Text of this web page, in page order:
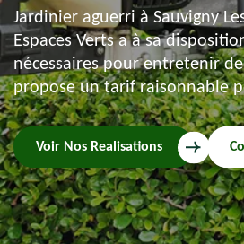
Jardinier aguerri à Sauvigny
Espaces Verts a à sa
nécessaires pour entretenir
propose un tarif raisonnable
Voir Nos Realisations